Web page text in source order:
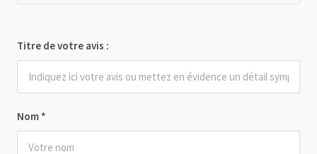
Nom *
Titre de votre avis :